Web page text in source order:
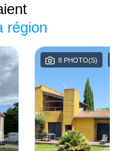
région
8 PHOTO(S)